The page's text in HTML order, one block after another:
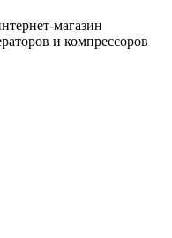
магазин
и компрессоров